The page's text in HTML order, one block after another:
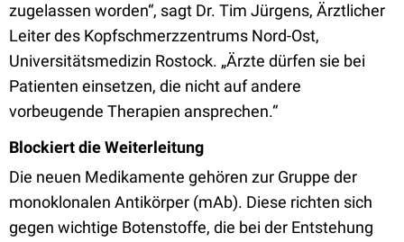
zugelassen worden“, sagt Dr. Tim Jürgens, Ärztlicher
Leiter des Kopfschmerzzentrums Nord-Ost,
Universitätsmedizin Rostock. „Ärzte dürfen sie bei
Patienten einsetzen, die nicht auf andere
vorbeugende Therapien ansprechen.“
Blockiert die Weiterleitung
Die neuen Medikamente gehören zur Gruppe der
monoklonalen Antikörper (mAb). Diese richten sich
gegen wichtige Botenstoffe, die bei der Entstehung